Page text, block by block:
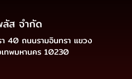
ส จำกัด
40 ถนนรามอินทรา แขวง
ทพมหานคร 10230